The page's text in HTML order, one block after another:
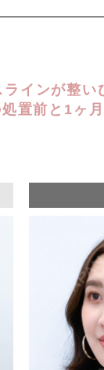
インが整い
置前と1ヶ